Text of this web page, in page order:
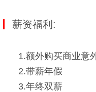
薪资福利:
1.额外购买商业意
2.带薪年假
3.年终双薪